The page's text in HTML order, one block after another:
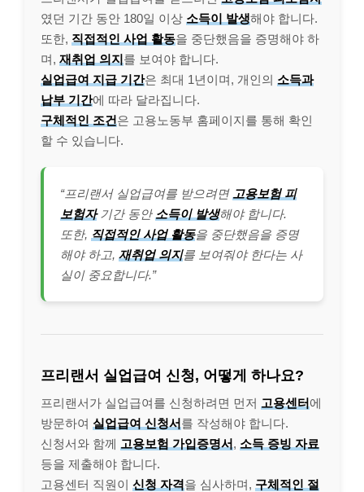
였던 기간 동안 180일 이상 소득이 발생해야 합니다.
또한, 직접적인 사업 활동을 중단했음을 증명해야 하
며, 재취업 의지를 보여야 합니다.
실업급여 지급 기간은 최대 1년이며, 개인의 소득과
납부 기간에 따라 달라집니다.
구체적인 조건은 고용노동부 홈페이지를 통해 확인
할 수 있습니다.
“프리랜서 실업급여를 받으려면 고용보험 피
보험자기간 동안 소득이 발생해야 합니다.
또한, 직접적인 사업 활동을 중단했음을 증명
해야 하고, 재취업 의지를 보여줘야 한다는 사
실이 중요합니다.”
프리랜서 실업급여 신청, 어떻게 하나요?
프리랜서가 실업급여를 신청하려면 먼저 고용센터에
방문하여 실업급여 신청서를 작성해야 합니다.
신청서와 함께 고용보험 가입증명서, 소득 증빙 자료
등을 제출해야 합니다.
고용센터 직원이 신청 자격을 심사하며, 구체적인 절